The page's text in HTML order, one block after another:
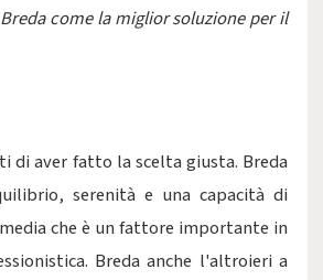
come la miglior soluzione per il
di aver fatto la scelta giusta. Breda
serenità e una capacità di
che è un fattore importante in
Breda anche l'altroieri a